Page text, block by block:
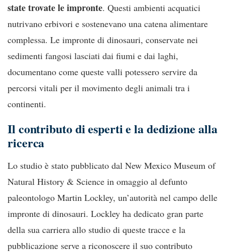
state trovate le impronte. Questi ambienti acquatici
nutrivano erbivori e sostenevano una catena alimentare
complessa. Le impronte di dinosauri, conservate nei
sedimenti fangosi lasciati dai fiumi e dai laghi,
documentano come queste valli potessero servire da
percorsi vitali per il movimento degli animali tra i
continenti.
Il contributo di esperti e la dedizione alla
ricerca
Lo studio è stato pubblicato dal New Mexico Museum of
Natural History & Science in omaggio al defunto
paleontologo Martin Lockley, un’autorità nel campo delle
impronte di dinosauri. Lockley ha dedicato gran parte
della sua carriera allo studio di queste tracce e la
pubblicazione serve a riconoscere il suo contributo